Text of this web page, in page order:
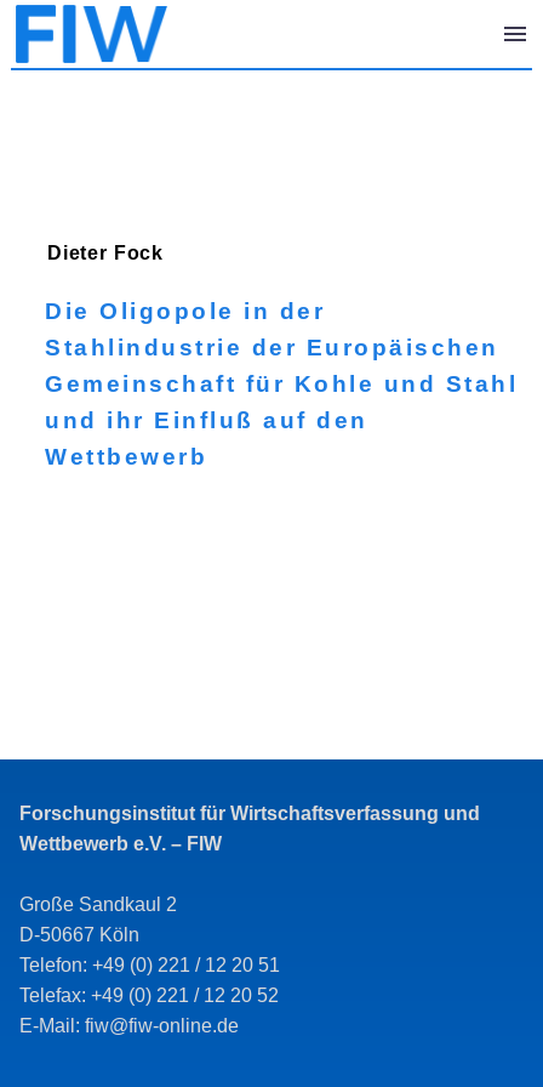
Dieter Fock
Die Oligopole in der
Stahlindustrie der Europäischen
Gemeinschaft für Kohle und Stahl
und ihr Einfluß auf den
Wettbewerb
Forschungsinstitut für Wirtschaftsverfassung und
Wettbewerb e.V. – FIW
Große Sandkaul 2
D-50667 Köln
Telefon: +49 (0) 221 / 12 20 51
Telefax: +49 (0) 221 / 12 20 52
E-Mail: fiw@fiw-online.de